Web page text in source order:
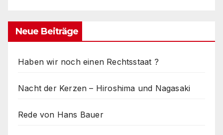
Neue Beiträge
Haben wir noch einen Rechtsstaat ?
Nacht der Kerzen – Hiroshima und Nagasaki
Rede von Hans Bauer